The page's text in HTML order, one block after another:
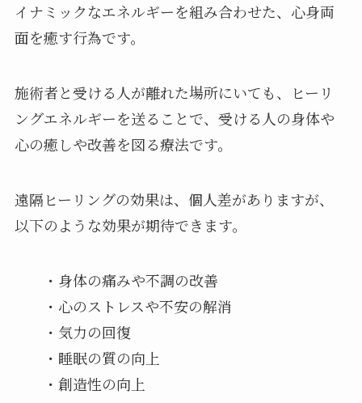
イナミックなエネルギーを組み合わせた、心身両
面を癒す行為です。
施術者と受ける人が離れた場所にいても、ヒーリ
ングエネルギーを送ることで、受ける人の身体や
心の癒しや改善を図る療法です。
遠隔ヒーリングの効果は、個人差がありますが、
以下のような効果が期待できます。
・身体の痛みや不調の改善
・心のストレスや不安の解消
・気力の回復
・睡眠の質の向上
・創造性の向上